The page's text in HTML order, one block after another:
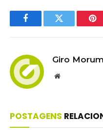
FacebookTwitter
Giro
Website
POSTAGENS